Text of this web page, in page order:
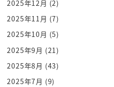
でも最後の最後は自分のこ
キム家とその周辺の支配体
なければそれ以外は
ギリ大丈夫なんですよそこ
ますなのでB1Bだけ一番怖
2025年12月 (2)
2025年11月 (7)
2025年10月 (5)
2025年9月 (21)
2025年8月 (43)
2025年7月 (9)